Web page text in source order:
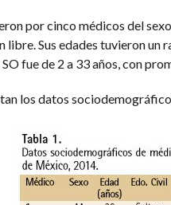
por cinco médicos del
libre. Sus edades tuvieron
fue de 2 a 33 años, con
los datos